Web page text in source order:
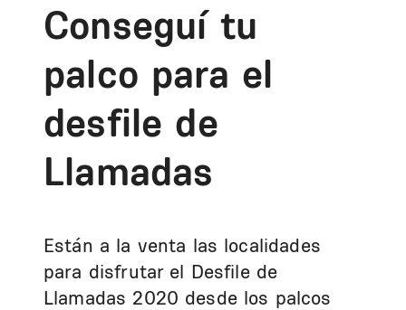
Conseguí tu
palco para el
desfile de
Llamadas
Están a la venta las localidades
para disfrutar el Desfile de
Llamadas 2020 desde los palcos